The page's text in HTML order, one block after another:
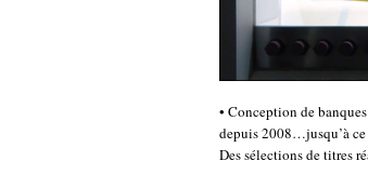
• Conception de
depuis 2008…jusqu’à
Des sélections de titres